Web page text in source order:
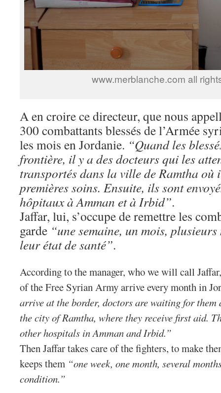
www.merblanche.com all
A en croire ce directeur, que nous
300 combattants blessés de l’Armée
les mois en Jordanie. “Quand les
frontière, il y a des docteurs qui les
transportés dans la ville de Ramtha où
premières soins. Ensuite, ils sont
hôpitaux à Amman et à Irbid”.
Jaffar, lui, s’occupe de remettre les
garde “une semaine, un mois,
leur état de santé”.
According to the manager, who we will call
of the Free Syrian Army arrive every month in
arrive at the border, doctors are waiting for them
the city of Ramtha, where they receive first aid.
other hospitals in Amman and Irbid.”
Then Jaffar takes care of the fighters, to make
keeps them “one week, one month, several
condition.”